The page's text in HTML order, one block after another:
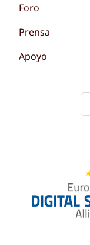
Foro
Prensa
Apoyo